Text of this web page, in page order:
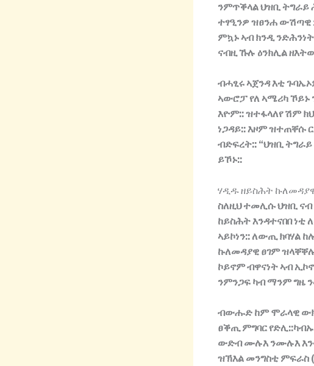
ንምጥቕላልህዝቢትግራይ
ተፃዒንዎ ዝፀንሐ ውሽጣዊ
ምኳኑኣብ ክንዲ ንድሕንነት
ናብዚኹሉ ዕንክሊል
ብሓፂሩኣጀንዳእቲ
ኣውሮፓየለኣሜሪካኾይኑ
እዮም::ዝተፋላለየ ሽም
ነጋዳይ::እዞምዝተጠቐሱ
ብድፍረት:: “ህዝቢትግራይ
ይኾኑ::
ሃዲዱ ዘይስሕት
ስለዚህተመሊሱህዝቢ ናብ
ከይስሕትእንዳተናበበ ነቲ
ኣይኮነን::ለውጢ ክባሃል
ኩለመዳያዊ ፀገም
ኮይኖምብዋናነትኣብ
ንምንጋፍ ካብ ማንምግዜ
ብውሑድ ከም ሞራላዊ
ፀቕጢ ምግባር
ውድብ ሙሉእ ንሙሉእ
ዝኽእል መንግስቲ ምፍራስ